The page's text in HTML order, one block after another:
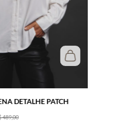
DETALHE PATCH
489,00